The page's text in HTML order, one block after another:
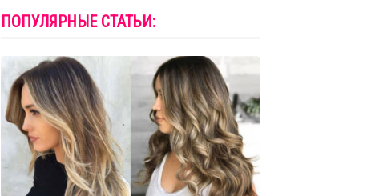
ПОПУЛЯРНЫЕ СТАТЬИ: